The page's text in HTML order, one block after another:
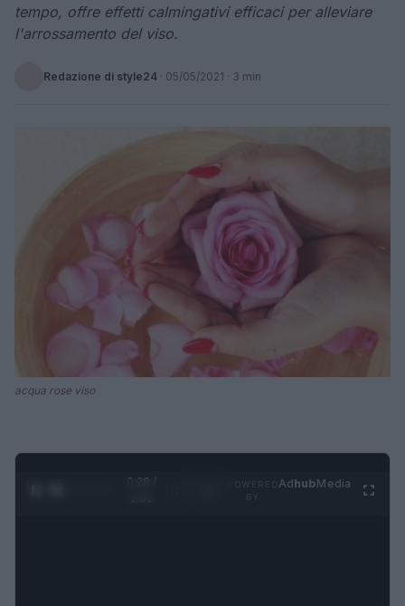
tempo, offre effetti calmingativi efficaci per alleviare
l'arrossamento del viso.
Redazione di style24 · 05/05/2021 · 3 min
acqua rose viso
0:29 /
AdhubMedia